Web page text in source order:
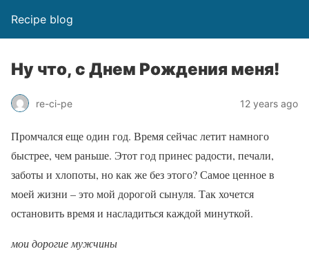
Recipe blog
Ну что, с Днем Рождения меня!
re-ci-pe 12 years ago
Промчался еще один год. Время сейчас летит намного
быстрее, чем раньше. Этот год принес радости, печали,
заботы и хлопоты, но как же без этого? Самое ценное в
моей жизни – это мой дорогой сынуля. Так хочется
остановить время и насладиться каждой минуткой.
мои дорогие мужчины